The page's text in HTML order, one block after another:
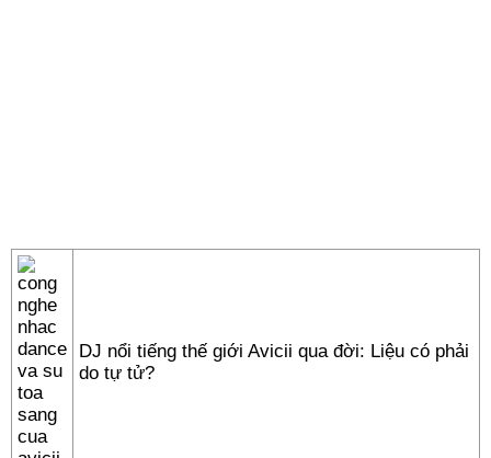
DJ nổi tiếng thế giới Avicii qua đời: Liệu có phải
do tự tử?